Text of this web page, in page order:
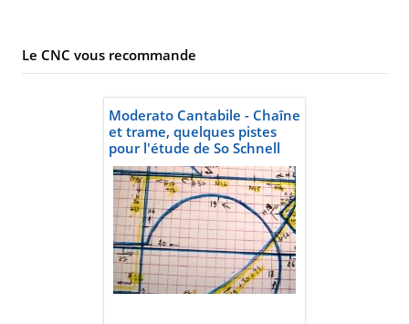
Le CNC vous recommande
Moderato Cantabile - Chaîne
et trame, quelques pistes
pour l'étude de So Schnell
(vol. 22)